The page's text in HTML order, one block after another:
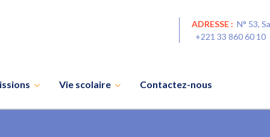
ADRESSE : N° 53,
+221 33 860 60 10
Vie scolaire Contactez-nous